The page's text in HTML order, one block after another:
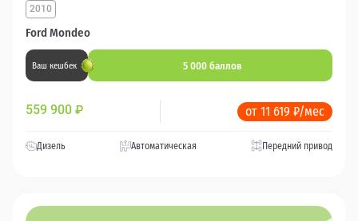
Ford Mondeo
2010
Ваш кешбек 5 000 баллов
559 900 ₽ от 11 619 ₽/мес
Дизель Автоматическая Передний привод